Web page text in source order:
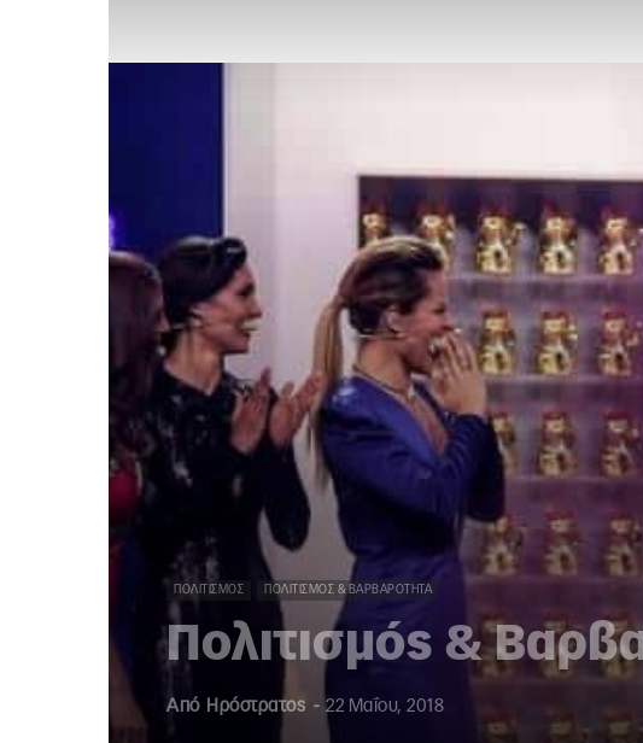
ΠΟΛΙΤΙΣΜΌΣ ΠΟΛΙΤΙΣΜΌΣ & ΒΑΡΒΑΡΌΤΗΤΑ
Πολιτισμός &
Από Ηρόστρατος - 22 Μαΐου, 2018